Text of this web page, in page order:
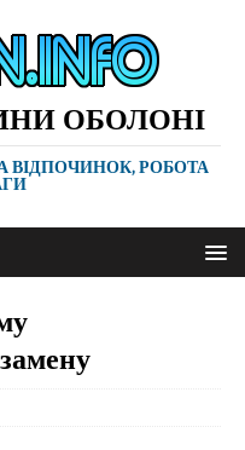
ОБОЛОНІ
ВІДПОЧИНОК, РОБОТА